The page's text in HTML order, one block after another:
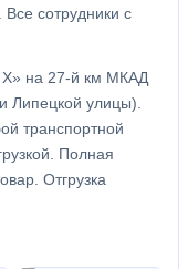
сотрудники с
X» на 27-й км МКАД
Липецкой улицы).
транспортной
Полная
Отгрузка